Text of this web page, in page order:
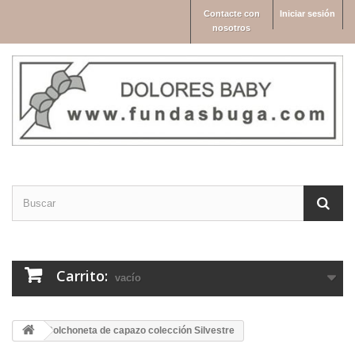
Iniciar sesión
Contacte con
nosotros
Carrito: vacío
Colchoneta de capazo colección Silvestre